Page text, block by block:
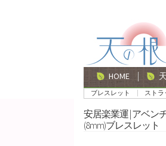
ー
シ
ョ
ン
へ
ン
ツ
へ
ス
キ
HOME
ブレスレット ストラ
安居楽業運 | アベン
(8mm)ブレスレット